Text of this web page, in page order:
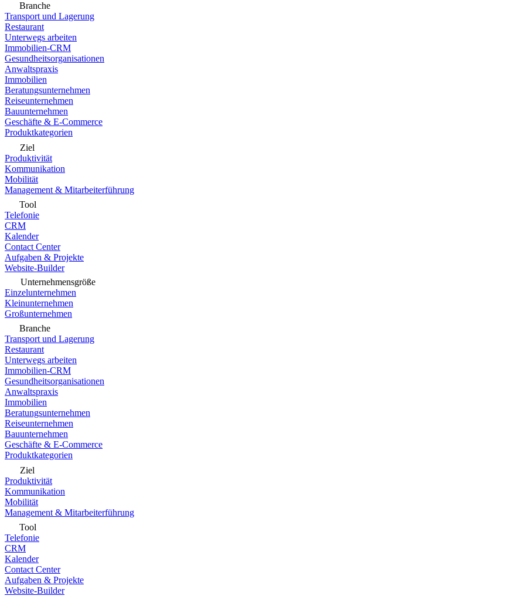
Branche
Transport und Lagerung
Restaurant
Unterwegs arbeiten
Immobilien-CRM
Gesundheitsorganisationen
Anwaltspraxis
Immobilien
Beratungsunternehmen
Reiseunternehmen
Bauunternehmen
Geschäfte & E-Commerce
Produktkategorien
Ziel
Produktivität
Kommunikation
Mobilität
Management & Mitarbeiterführung
Tool
Telefonie
CRM
Kalender
Contact Center
Aufgaben & Projekte
Website-Builder
Unternehmensgröße
Einzelunternehmen
Kleinunternehmen
Großunternehmen
Branche
Transport und Lagerung
Restaurant
Unterwegs arbeiten
Immobilien-CRM
Gesundheitsorganisationen
Anwaltspraxis
Immobilien
Beratungsunternehmen
Reiseunternehmen
Bauunternehmen
Geschäfte & E-Commerce
Produktkategorien
Ziel
Produktivität
Kommunikation
Mobilität
Management & Mitarbeiterführung
Tool
Telefonie
CRM
Kalender
Contact Center
Aufgaben & Projekte
Website-Builder